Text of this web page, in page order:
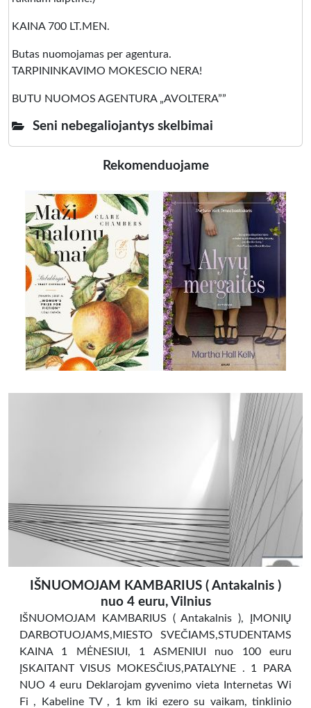
KAINA 700 LT.MEN.
Butas nuomojamas per agentura.
TARPININKAVIMO MOKESCIO NERA!
BUTU NUOMOS AGENTURA „AVOLTERA””
Seni nebegaliojantys skelbimai
Rekomenduojame
IŠNUOMOJAM KAMBARIUS ( Antakalnis )
nuo 4 euru, Vilnius
IŠNUOMOJAM KAMBARIUS ( Antakalnis ), ĮMONIŲ
DARBOTUOJAMS,MIESTO SVEČIAMS,STUDENTAMS
KAINA 1 MĖNESIUI, 1 ASMENIUI nuo 100 euru
ĮSKAITANT VISUS MOKESČIUS,PATALYNE . 1 PARA
NUO 4 euru Deklarojam gyvenimo vieta Internetas Wi
Fi , Kabeline TV , 1 km iki ezero su vaikam, tinklinio